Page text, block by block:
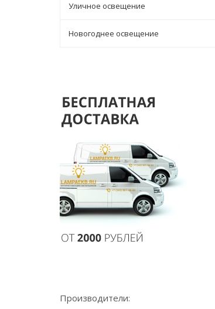
Уличное освещение
Новогоднее освещение
Производители: